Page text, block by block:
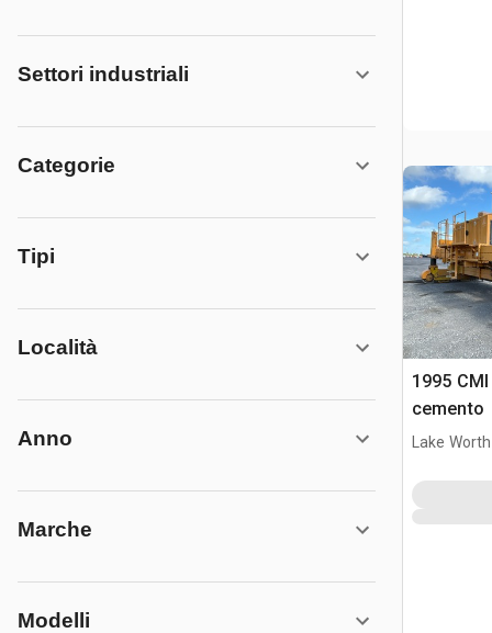
Settori industriali
Categorie
Tipi
Località
Anno
Marche
Modelli
1995
cemento
Lake